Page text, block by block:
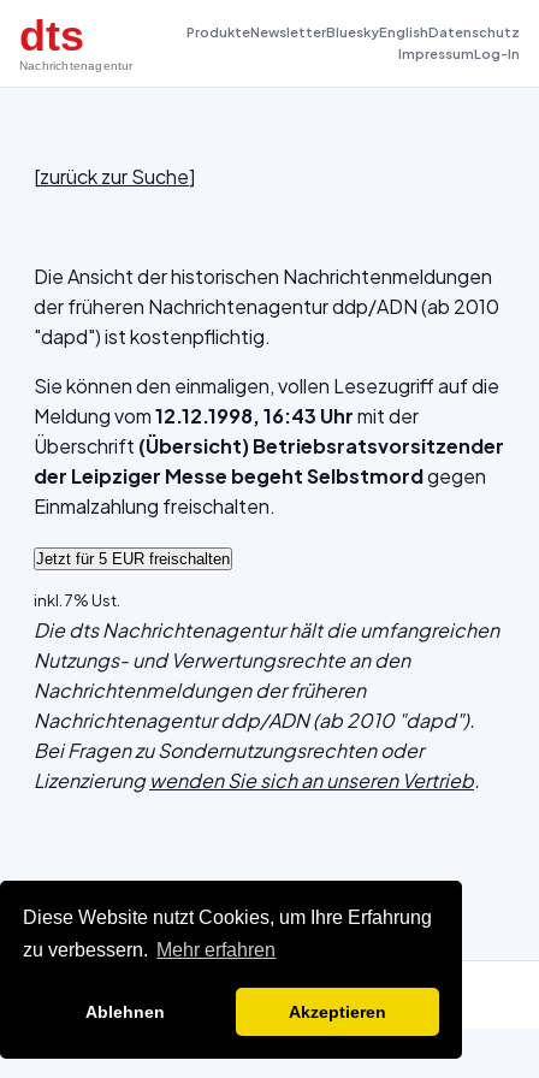
Diese Website nutzt Cookies, um Ihre Erfahrung
zu verbessern. Mehr erfahren
Ablehnen Akzeptieren
dts
Nachrichtenagentur
ProdukteNewsletterBlueskyEnglishDatenschutz
ImpressumLog-In
[zurück zur Suche]
Die Ansicht der historischen Nachrichtenmeldungen
der früheren Nachrichtenagentur ddp/ADN (ab 2010
"dapd") ist kostenpflichtig.
Sie können den einmaligen, vollen Lesezugriff auf die
Meldung vom12.12.1998, 16:43 Uhrmit der
Überschrift (Übersicht) Betriebsratsvorsitzender
der Leipziger Messe begeht Selbstmordgegen
Einmalzahlung freischalten.
inkl. 7% Ust.
Die dts Nachrichtenagentur hält die umfangreichen
Nutzungs- und Verwertungsrechte an den
Nachrichtenmeldungen der früheren
Nachrichtenagentur ddp/ADN (ab 2010 "dapd").
Bei Fragen zu Sondernutzungsrechten oder
Lizenzierungwenden Sie sich an unseren Vertrieb.